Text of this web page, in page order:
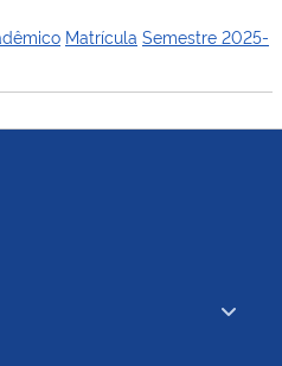
1
Matrícula Semestre 2025-